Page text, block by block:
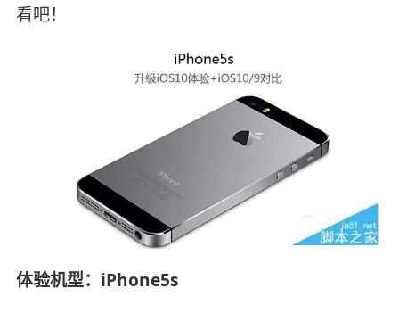
看吧！
体验机型：iPhone5s